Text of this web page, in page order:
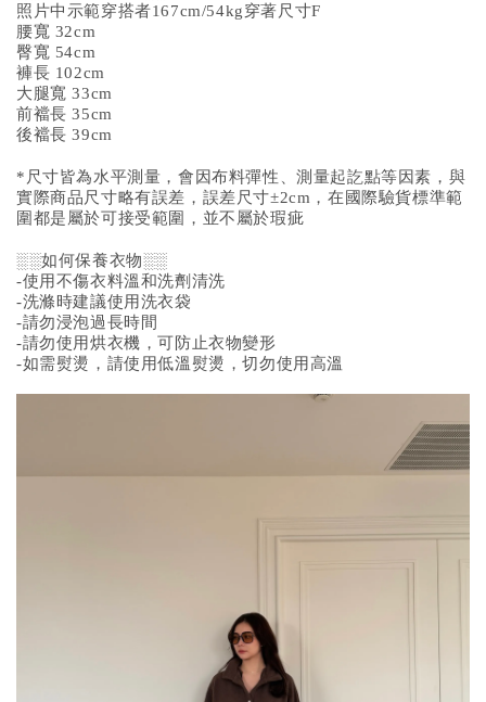
照片中示範穿搭者167cm/54kg穿著尺寸F
腰寬 32cm
臀寬 54cm
褲長 102cm
大腿寬 33cm
前襠長 35cm
後襠長 39cm
*尺寸皆為水平測量，會因布料彈性、測量起訖點等因素，與
實際商品尺寸略有誤差，誤差尺寸±2cm，在國際驗貨標準範
圍都是屬於可接受範圍，並不屬於瑕疵
░░如何保養衣物░░
-使用不傷衣料溫和洗劑清洗
-洗滌時建議使用洗衣袋
-請勿浸泡過長時間
-請勿使用烘衣機，可防止衣物變形
-如需熨燙，請使用低溫熨燙，切勿使用高溫